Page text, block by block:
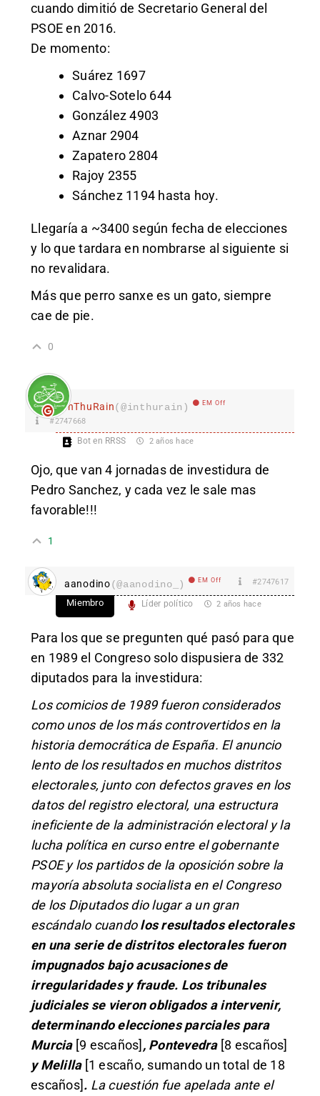
cuando dimitió de Secretario General del
PSOE en 2016.
De momento:
Suárez 1697
Calvo-Sotelo 644
González 4903
Aznar 2904
Zapatero 2804
Rajoy 2355
Sánchez 1194 hasta hoy.
Llegaría a ~3400 según fecha de elecciones
y lo que tardara en nombrarse al siguiente si
no revalidara.
Más que perro sanxe es un gato, siempre
cae de pie.
0
InThuRain(@inthurain) EM Off
#2747668
Bot en RRSS 2 años hace
Ojo, que van 4 jornadas de investidura de
Pedro Sanchez, y cada vez le sale mas
favorable!!!
1
aanodino(@aanodino_) EM Off #2747617
Miembro Líder político 2 años hace
Para los que se pregunten qué pasó para que
en 1989 el Congreso solo dispusiera de 332
diputados para la investidura:
Los comicios de 1989 fueron considerados
como unos de los más controvertidos en la
historia democrática de España. El anuncio
lento de los resultados en muchos distritos
electorales, junto con defectos graves en los
datos del registro electoral, una estructura
ineficiente de la administración electoral y la
lucha política en curso entre el gobernante
PSOE y los partidos de la oposición sobre la
mayoría absoluta socialista en el Congreso
de los Diputados dio lugar a un gran
escándalo cuandolos resultados electorales
en una serie de distritos electorales fueron
impugnados bajo acusaciones de
irregularidades y fraude.​ Los tribunales
judiciales se vieron obligados a intervenir,
determinando elecciones parciales para
Murcia [9 escaños] , Pontevedra [8 escaños]
y Melilla [1 escaño, sumando un total de 18
escaños]. La cuestión fue apelada ante el